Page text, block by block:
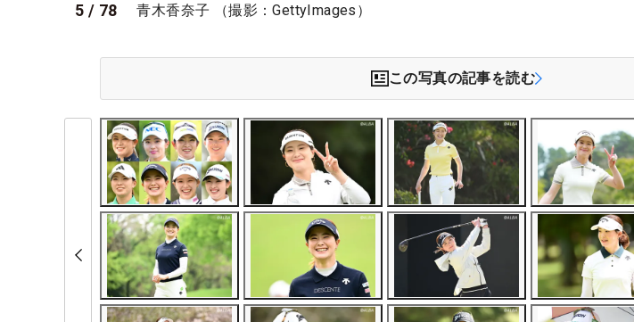
5 / 78 青木香奈子 （撮影：GettyImages）
この写真の記事を読む